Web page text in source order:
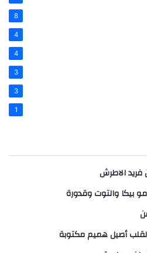
8
4
4
3
3
1
فريد الاطرش
بيكا والتوت وقدورة
أصيل هميم مكتوبة